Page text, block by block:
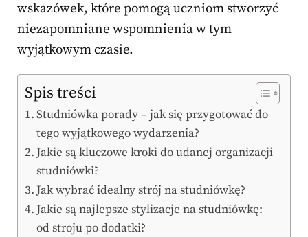
wskazówek, które pomogą uczniom stworzyć
niezapomniane wspomnienia w tym
wyjątkowym czasie.
Spis treści
Studniówka porady – jak się przygotować do
tego wyjątkowego wydarzenia?
Jakie są kluczowe kroki do udanej organizacji
studniówki?
Jak wybrać idealny strój na studniówkę?
Jakie są najlepsze stylizacje na studniówkę:
od stroju po dodatki?